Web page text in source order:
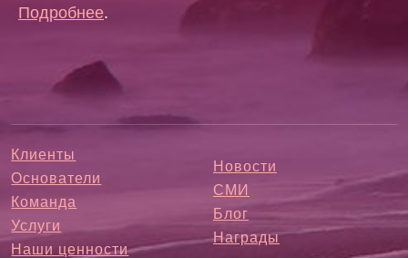
Подробнее.
Клиенты
Основатели
Команда
Услуги
Наши ценности
Новости
СМИ
Блог
Награды